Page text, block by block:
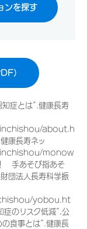
ンを探す
）
知症とは”.健康長寿
about.h
康長寿ネッ
monow
手あそび指あそ
団法人長寿科学振
yobou.ht
のリスク低減”,公
食事とは”.健康長